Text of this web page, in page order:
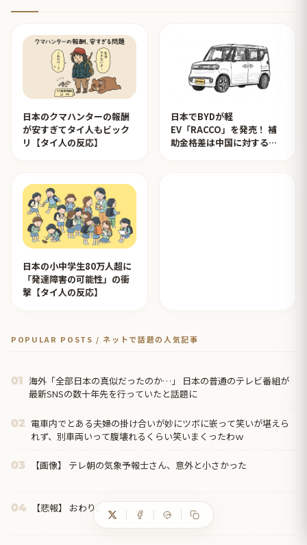
日本のクマハンターの報酬
が安すぎてタイ人もビック
リ【タイ人の反応】
日本でBYDが軽
EV「RACCO」を発売！ 補
助金格差は中国に対するイ
日本の小中学生80万人超に
「発達障害の可能性」の衝
撃【タイ人の反応】
POPULAR POSTS / ネットで話題の人気記事
01 海外「全部日本の真似だったのか…」 日本の普通のテレビ番組が
最新SNSの数十年先を行っていたと話題に
02 電車内でとある夫婦の掛け合いが妙にツボに嵌って笑いが堪えら
れず、別車両いって腹壊れるくらい笑いまくったわｗ
03 【画像】 テレ朝の気象予報士さん、意外と小さかった
04 【悲報】 おわり。